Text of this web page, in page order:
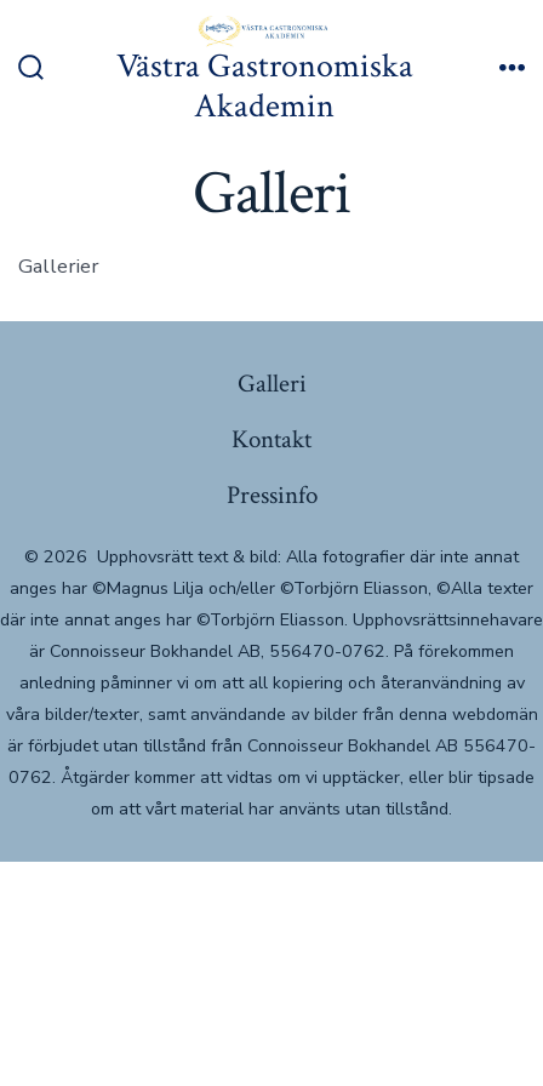
till
Västra Gastronomiska
Akademin
Galleri
Gallerier
Galleri
Kontakt
Pressinfo
© 2026 Upphovsrätt text & bild: Alla fotografier där inte annat
anges har ©Magnus Lilja och/eller ©Torbjörn Eliasson, ©Alla texter
där inte annat anges har ©Torbjörn Eliasson. Upphovsrättsinnehavare
är Connoisseur Bokhandel AB, 556470-0762. På förekommen
anledning påminner vi om att all kopiering och återanvändning av
våra bilder/texter, samt användande av bilder från denna webdomän
är förbjudet utan tillstånd från Connoisseur Bokhandel AB 556470-
0762. Åtgärder kommer att vidtas om vi upptäcker, eller blir tipsade
om att vårt material har använts utan tillstånd.